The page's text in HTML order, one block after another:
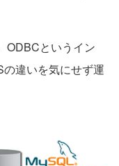
ODBCというイン
違いを気にせず運